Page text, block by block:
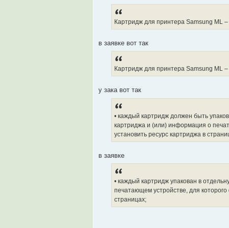
Картридж для принтера Samsung ML
в заявке вот так
Картридж для принтера Samsung ML
у зака вот так
• каждый картридж должен быть
картриджа и (или) информация о
установить ресурс картриджа в
в заявке
• каждый картридж упакован в
печатающем устройстве, для
страницах;